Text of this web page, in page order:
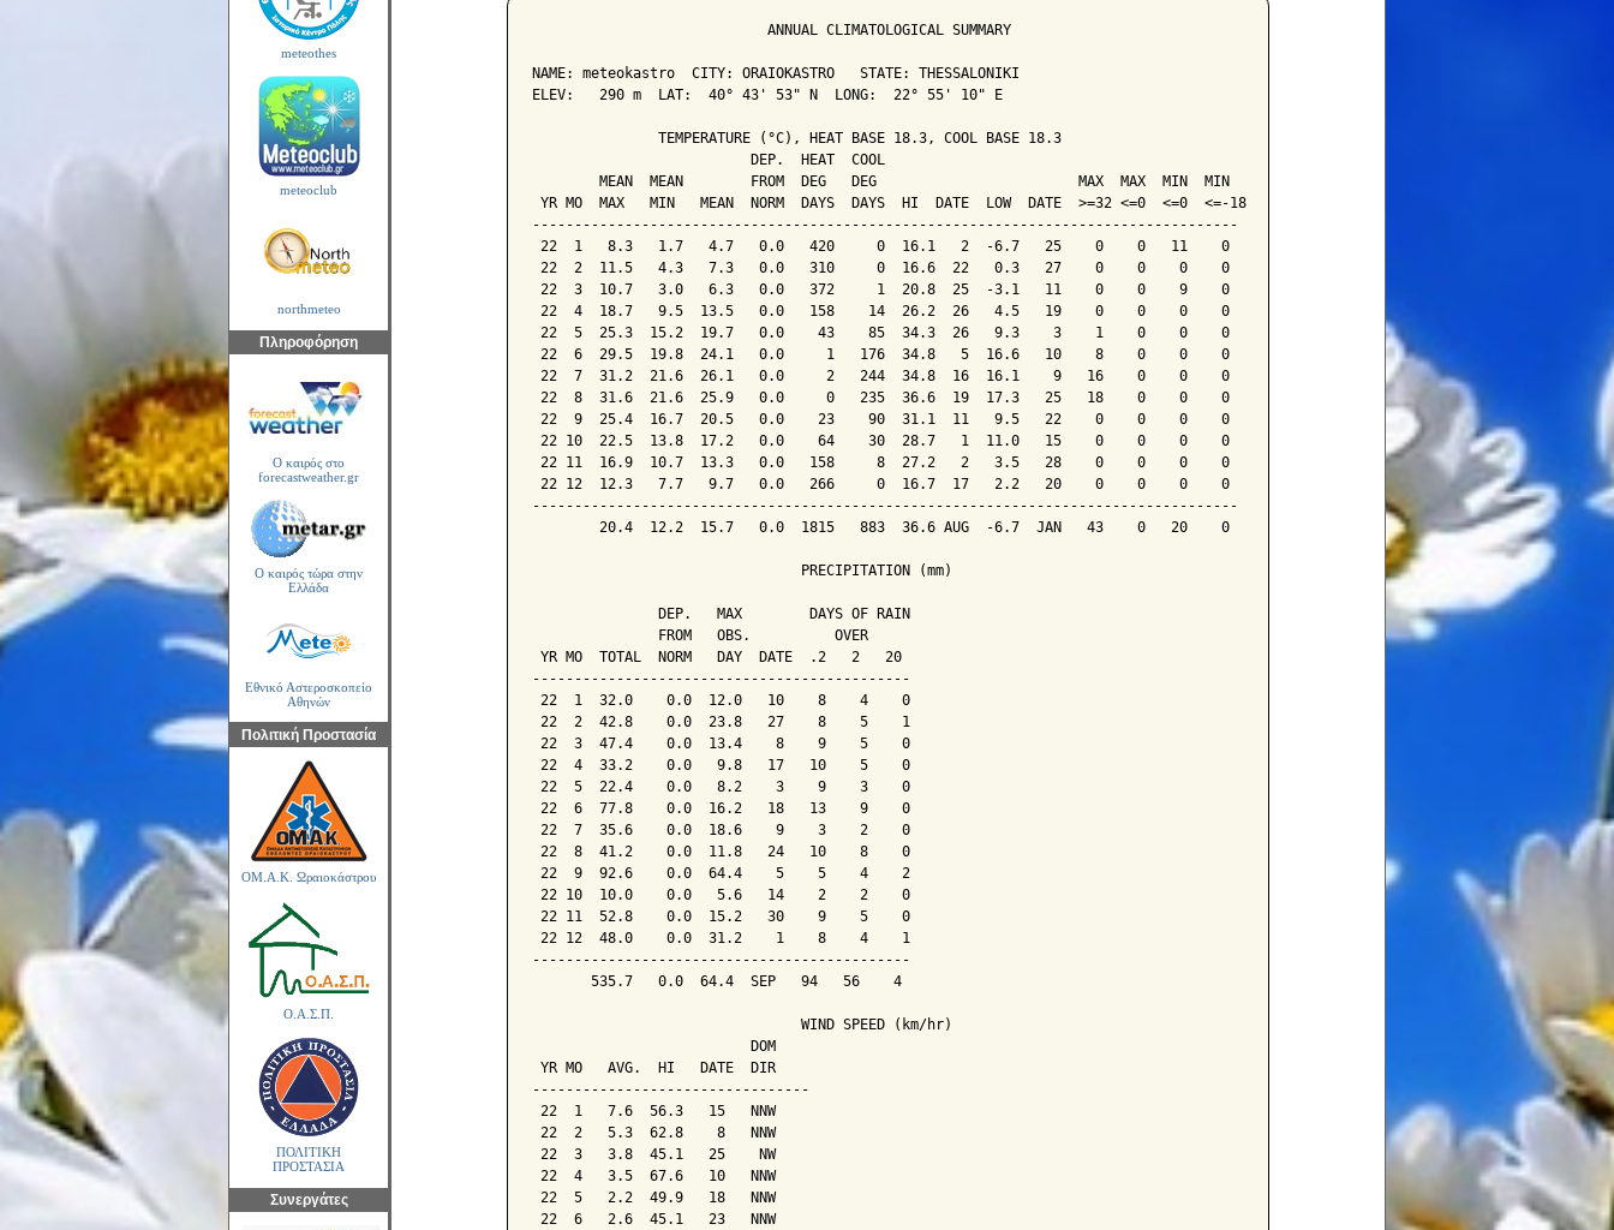
meteothes
meteoclub
northmeteo
Πληροφόρηση
Ο καιρός στο
forecastweather.gr
Ο καιρός τώρα στην
Ελλάδα
Εθνικό Αστεροσκοπείο
Αθηνών
Πολιτική Προστασία
ΟΜ.Α.Κ. Ωραιοκάστρου
Ο.Α.Σ.Π.
ΠΟΛΙΤΙΚΗ
ΠΡΟΣΤΑΣΙΑ
Συνεργάτες
                            ANNUAL CLIMATOLOGICAL SUMMARY
NAME: meteokastro  CITY: ORAIOKASTRO   STATE: THESSALONIKI
ELEV:   290 m  LAT:  40° 43' 53" N  LONG:  22° 55' 10" E
               TEMPERATURE (°C), HEAT BASE 18.3, COOL BASE 18.3
                          DEP.  HEAT  COOL
        MEAN  MEAN        FROM  DEG   DEG                        MAX  MAX  MIN  MIN
YR MO  MAX   MIN   MEAN  NORM  DAYS  DAYS  HI  DATE  LOW  DATE  >=32 <=0  <=0  <=-18
------------------------------------------------------------------------------------
22  1   8.3   1.7   4.7   0.0   420     0  16.1   2  -6.7   25    0    0   11    0
22  2  11.5   4.3   7.3   0.0   310     0  16.6  22   0.3   27    0    0    0    0
22  3  10.7   3.0   6.3   0.0   372     1  20.8  25  -3.1   11    0    0    9    0
22  4  18.7   9.5  13.5   0.0   158    14  26.2  26   4.5   19    0    0    0    0
22  5  25.3  15.2  19.7   0.0    43    85  34.3  26   9.3    3    1    0    0    0
22  6  29.5  19.8  24.1   0.0     1   176  34.8   5  16.6   10    8    0    0    0
22  7  31.2  21.6  26.1   0.0     2   244  34.8  16  16.1    9   16    0    0    0
22  8  31.6  21.6  25.9   0.0     0   235  36.6  19  17.3   25   18    0    0    0
22  9  25.4  16.7  20.5   0.0    23    90  31.1  11   9.5   22    0    0    0    0
22 10  22.5  13.8  17.2   0.0    64    30  28.7   1  11.0   15    0    0    0    0
22 11  16.9  10.7  13.3   0.0   158     8  27.2   2   3.5   28    0    0    0    0
22 12  12.3   7.7   9.7   0.0   266     0  16.7  17   2.2   20    0    0    0    0
------------------------------------------------------------------------------------
        20.4  12.2  15.7   0.0  1815   883  36.6 AUG  -6.7  JAN   43    0   20    0
                                PRECIPITATION (mm)
               DEP.   MAX        DAYS OF RAIN
               FROM   OBS.          OVER
YR MO  TOTAL  NORM   DAY  DATE  .2   2   20
---------------------------------------------
22  1  32.0    0.0  12.0   10    8    4    0
22  2  42.8    0.0  23.8   27    8    5    1
22  3  47.4    0.0  13.4    8    9    5    0
22  4  33.2    0.0   9.8   17   10    5    0
22  5  22.4    0.0   8.2    3    9    3    0
22  6  77.8    0.0  16.2   18   13    9    0
22  7  35.6    0.0  18.6    9    3    2    0
22  8  41.2    0.0  11.8   24   10    8    0
22  9  92.6    0.0  64.4    5    5    4    2
22 10  10.0    0.0   5.6   14    2    2    0
22 11  52.8    0.0  15.2   30    9    5    0
22 12  48.0    0.0  31.2    1    8    4    1
---------------------------------------------
       535.7   0.0  64.4  SEP   94   56    4
                                WIND SPEED (km/hr)
                          DOM
YR MO   AVG.  HI   DATE  DIR
---------------------------------
22  1   7.6  56.3   15   NNW
22  2   5.3  62.8    8   NNW
22  3   3.8  45.1   25    NW
22  4   3.5  67.6   10   NNW
22  5   2.2  49.9   18   NNW
22  6   2.6  45.1   23   NNW